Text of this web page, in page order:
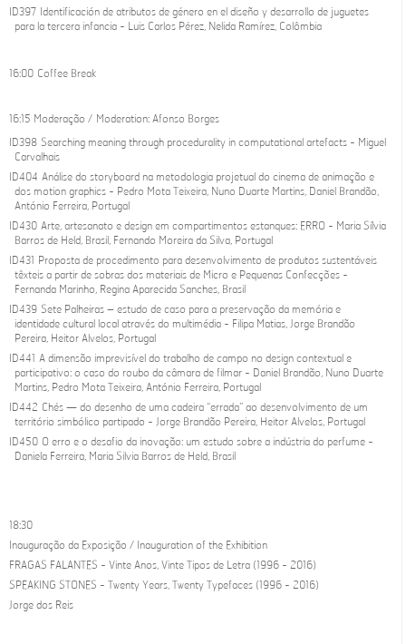
ID397 Identificación de atributos de género en el diseño y desarrollo de juguetes
para la tercera infancia - Luis Carlos Pérez, Nelida Ramírez, Colômbia
16:00 Coffee Break
16:15 Moderação / Moderation: Afonso Borges
ID398 Searching meaning through procedurality in computational artefacts - Miguel
Carvalhais
ID404 Análise do storyboard na metodologia projetual do cinema de animação e
dos motion graphics - Pedro Mota Teixeira, Nuno Duarte Martins, Daniel Brandão,
António Ferreira, Portugal
ID430 Arte, artesanato e design em compartimentos estanques: ERRO - Maria Sílvia
Barros de Held, Brasil, Fernando Moreira da Silva, Portugal
ID431 Proposta de procedimento para desenvolvimento de produtos sustentáveis
têxteis a partir de sobras dos materiais de Micro e Pequenas Confecções -
Fernanda Marinho, Regina Aparecida Sanches, Brasil
ID439 Sete Palheiras – estudo de caso para a preservação da memória e
identidade cultural local através do multimédia - Filipa Matias, Jorge Brandão
Pereira, Heitor Alvelos, Portugal
ID441 A dimensão imprevisível do trabalho de campo no design contextual e
participativo: o caso do roubo da câmara de filmar - Daniel Brandão, Nuno Duarte
Martins, Pedro Mota Teixeira, António Ferreira, Portugal
ID442 Chés — do desenho de uma cadeira “errada” ao desenvolvimento de um
território simbólico partipado - Jorge Brandão Pereira, Heitor Alvelos, Portugal
ID450 O erro e o desafio da inovação: um estudo sobre a indústria do perfume -
Daniela Ferreira, Maria Silvia Barros de Held, Brasil
18:30
Inauguração da Exposição / Inauguration of the Exhibition
FRAGAS FALANTES - Vinte Anos, Vinte Tipos de Letra (1996 - 2016)
SPEAKING STONES - Twenty Years, Twenty Typefaces (1996 - 2016)
Jorge dos Reis